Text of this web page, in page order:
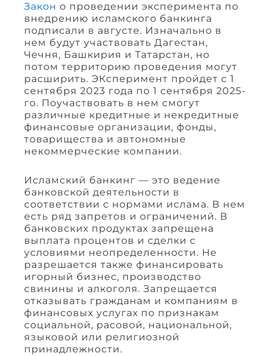
Закон о проведении эксперимента по
внедрению исламского банкинга
подписали в августе. Изначально в
нем будут участвовать Дагестан,
Чечня, Башкирия и Татарстан, но
потом территорию проведения могут
расширить. ЭКсперимент пройдет с 1
сентября 2023 года по 1 сентября 2025-
го. Поучаствовать в нем смогут
различные кредитные и некредитные
финансовые организации, фонды,
товарищества и автономные
некоммерческие компании.
Исламский банкинг — это ведение
банковской деятельности в
соответствии с нормами ислама. В нем
есть ряд запретов и ограничений. В
банковских продуктах запрещена
выплата процентов и сделки с
условиями неопределенности. Не
разрешается также финансировать
игорный бизнес, производство
свинины и алкоголя. Запрещается
отказывать гражданам и компаниям в
финансовых услугах по признакам
социальной, расовой, национальной,
языковой или религиозной
принадлежности.